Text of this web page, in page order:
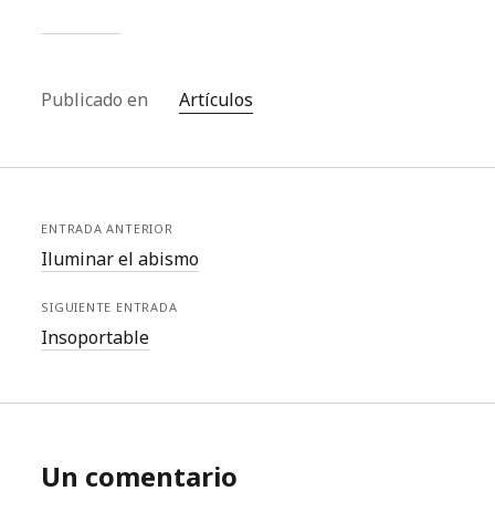
Publicado en Artículos
ENTRADA ANTERIOR
Iluminar el abismo
SIGUIENTE ENTRADA
Insoportable
Un comentario